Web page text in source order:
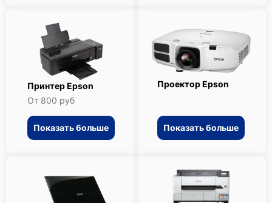
Принтер Epson
От 800 руб
Показать больше
Проектор Epson
Показать больше